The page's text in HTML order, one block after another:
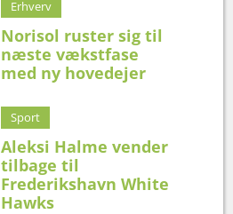
Erhverv
Norisol ruster sig til
næste vækstfase
med ny hovedejer
Sport
Aleksi Halme vender
tilbage til
Frederikshavn White
Hawks